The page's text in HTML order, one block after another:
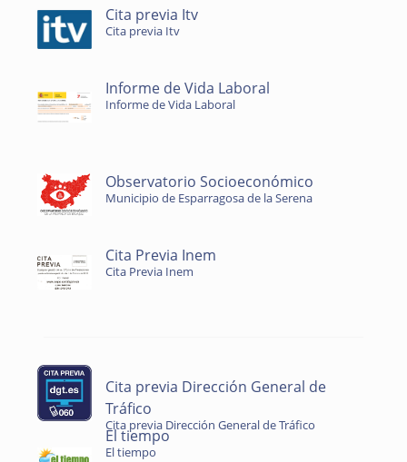
Cita previa Itv
Cita previa Itv
Informe de Vida Laboral
Informe de Vida Laboral
Observatorio Socioeconómico
Municipio de Esparragosa de la Serena
Cita Previa Inem
Cita Previa Inem
Cita previa Dirección General de
Tráfico
Cita previa Dirección General de Tráfico
El tiempo
El tiempo